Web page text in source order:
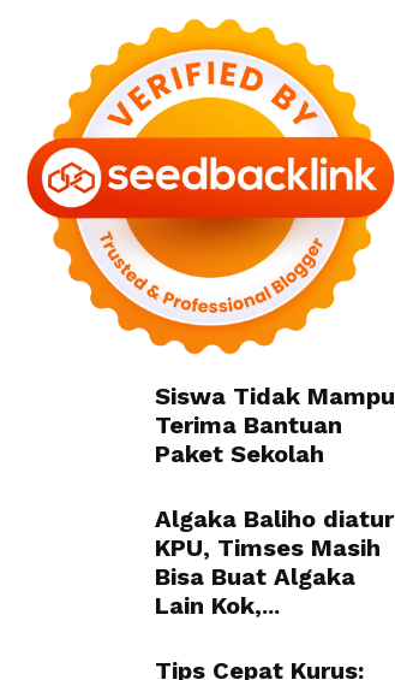
Siswa Tidak Mampu
Terima Bantuan
Paket Sekolah
Algaka Baliho diatur
KPU, Timses Masih
Bisa Buat Algaka
Lain Kok,...
Tips Cepat Kurus: